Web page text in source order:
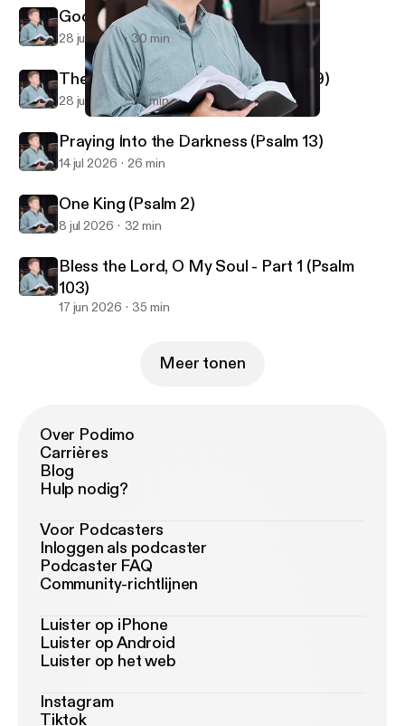
First Alliance Church of Lexington, NC
God Reveals His Glory (Psalm 19)
28 jul 2026 30 min
The God Who Knows You (Psalm 139)
28 jul 2026 34 min
Praying Into the Darkness (Psalm 13)
14 jul 2026 26 min
One King (Psalm 2)
8 jul 2026 32 min
Bless the Lord, O My Soul - Part 1 (Psalm
103)
17 jun 2026 35 min
Meer tonen
Over Podimo
Carrières
Blog
Hulp nodig?
Voor Podcasters
Inloggen als podcaster
Podcaster FAQ
Community-richtlijnen
Luister op iPhone
Luister op Android
Luister op het web
Instagram
Tiktok